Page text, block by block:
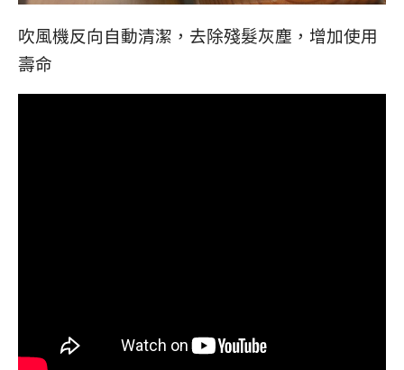
吹風機反向自動清潔，去除殘髮灰塵，增加使用
壽命